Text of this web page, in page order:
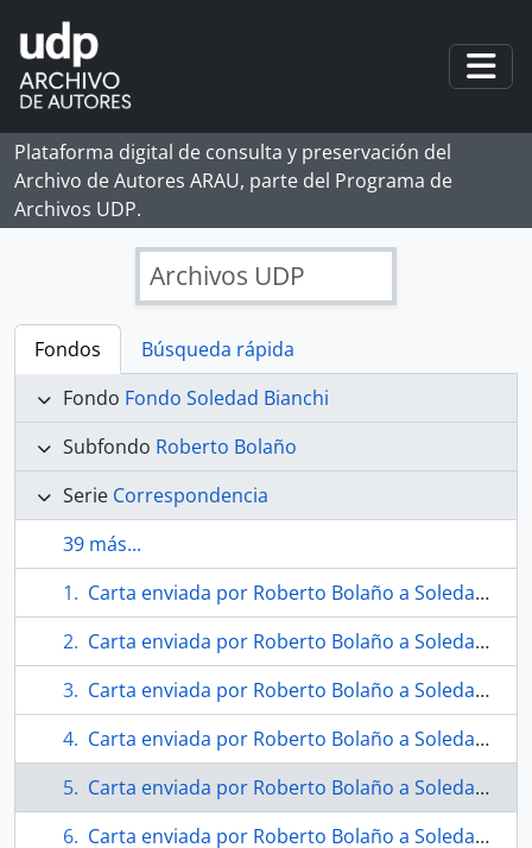
Skip to main content
Plataforma digital de consulta y preservación del
Archivo de Autores ARAU, parte del Programa de
Archivos UDP.
Archivos UDP
Fondos
Búsqueda rápida
Fondo Fondo Soledad Bianchi
Subfondo Roberto Bolaño
Serie Correspondencia
39 más...
Carta enviada por Roberto Bolaño a Soledad Bianchi
Carta enviada por Roberto Bolaño a Soledad Bianchi
Carta enviada por Roberto Bolaño a Soledad Bianchi
Carta enviada por Roberto Bolaño a Soledad Bianchi
Carta enviada por Roberto Bolaño a Soledad Bianchi
Carta enviada por Roberto Bolaño a Soledad Bianchi